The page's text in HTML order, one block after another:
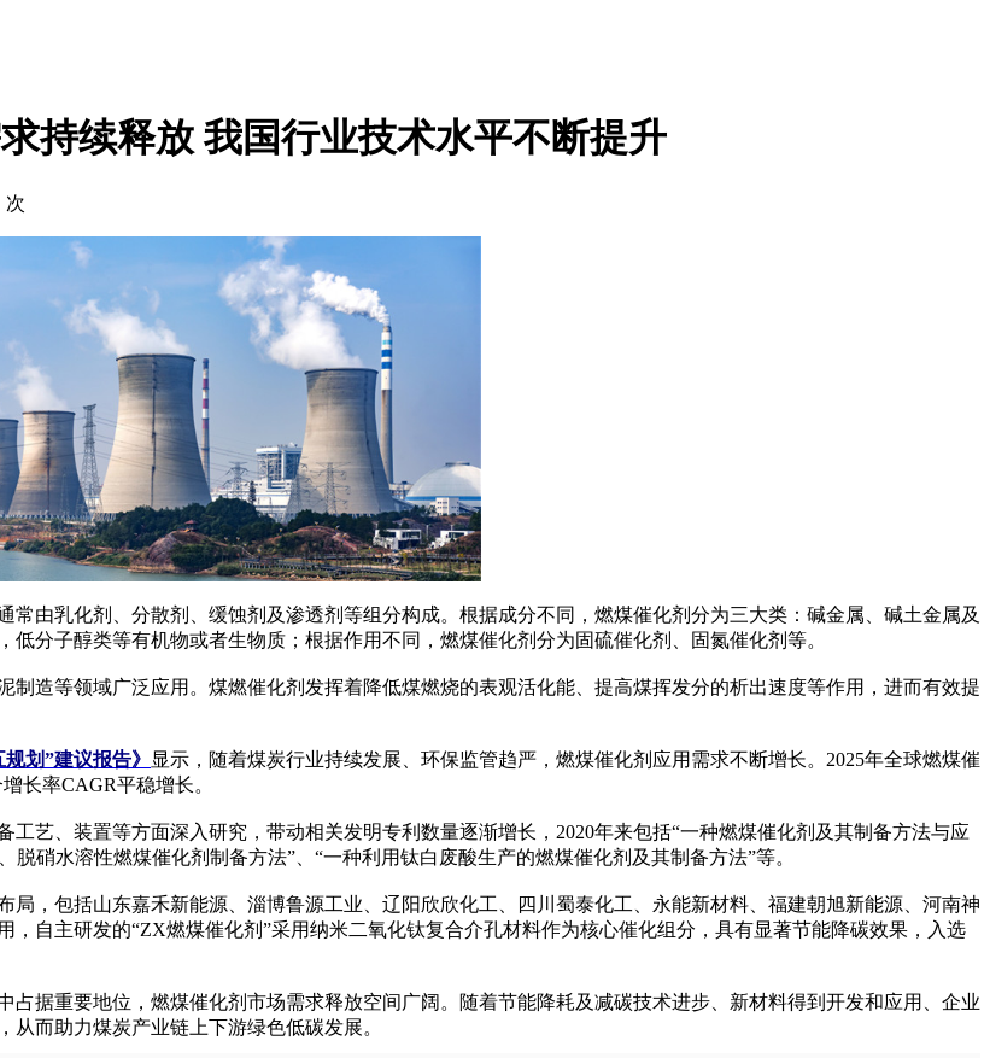
持续释放 我国行业技术水平不断提升
次
乳化剂、分散剂、缓蚀剂及渗透剂等组分构成。根据成分不同，燃煤催化剂分为三大类：碱金属、碱土金属及
分子醇类等有机物或者生物质；根据作用不同，燃煤催化剂分为固硫催化剂、固氮催化剂等。
等领域广泛应用。煤燃催化剂发挥着降低煤燃烧的表观活化能、提高煤挥发分的析出速度等作用，进而有效提
划”建议报告》 显示，随着煤炭行业持续发展、环保监管趋严，燃煤催化剂应用需求不断增长。2025年全球燃煤催
长率CAGR平稳增长。
、装置等方面深入研究，带动相关发明专利数量逐渐增长，2020年来包括“一种燃煤催化剂及其制备方法与应
硝水溶性燃煤催化剂制备方法”、“一种利用钛白废酸生产的燃煤催化剂及其制备方法”等。
包括山东嘉禾新能源、淄博鲁源工业、辽阳欣欣化工、四川蜀泰化工、永能新材料、福建朝旭新能源、河南神
自主研发的“ZX燃煤催化剂”采用纳米二氧化钛复合介孔材料作为核心催化组分，具有显著节能降碳效果，入选
占据重要地位，燃煤催化剂市场需求释放空间广阔。随着节能降耗及减碳技术进步、新材料得到开发和应用、企业
而助力煤炭产业链上下游绿色低碳发展。